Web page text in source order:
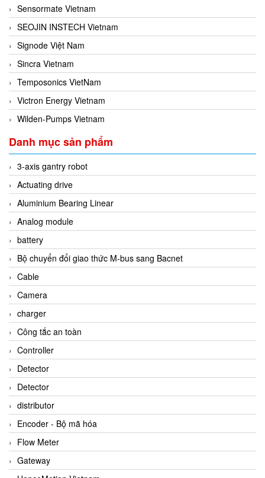
Sensormate Vietnam
SEOJIN INSTECH Vietnam
Signode Việt Nam
Sincra Vietnam
Temposonics VietNam
Victron Energy Vietnam
Wilden-Pumps Vietnam
Danh mục sản phẩm
3-axis gantry robot
Actuating drive
Aluminium Bearing Linear
Analog module
battery
Bộ chuyển đổi giao thức M-bus sang Bacnet
Cable
Camera
charger
Công tắc an toàn
Controller
Detector
Detector
distributor
Encoder - Bộ mã hóa
Flow Meter
Gateway